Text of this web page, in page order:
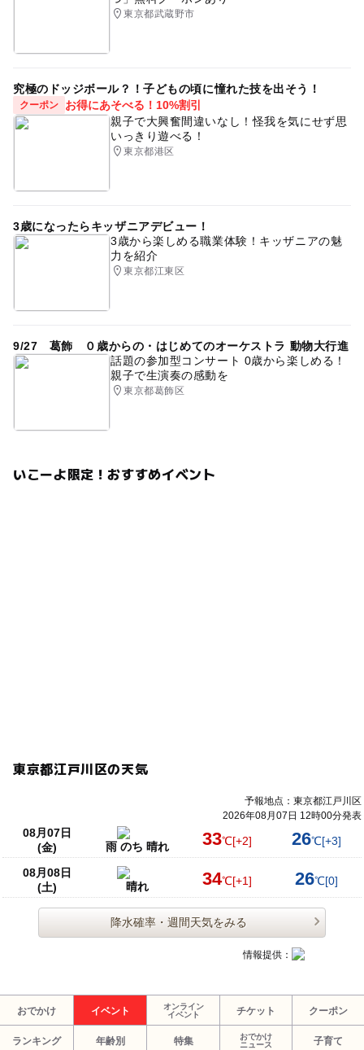
東京都武蔵野市
究極のドッジボール？！子どもの頃に憧れた技を出そう！
クーポン
お得にあそべる！10%割引
親子で大興奮間違いなし！怪我を気にせず思
いっきり遊べる！
東京都港区
3歳になったらキッザニアデビュー！
3歳から楽しめる職業体験！キッザニアの魅
力を紹介
東京都江東区
9/27 葛飾 ０歳からの・はじめてのオーケストラ 動物大行進
話題の参加型コンサート 0歳から楽しめる！
親子で生演奏の感動を
東京都葛飾区
いこーよ限定！おすすめイベント
東京都江戸川区の天気
予報地点：東京都江戸川区
2026年08月07日 12時00分発表
08月07日
(金)
雨 のち 晴れ 33℃[+2] 26℃[+3]
08月08日
(土)
晴れ 34℃[+1] 26℃[0]
降水確率・週間天気をみる
情報提供：
おでかけ イベント
オンライン
イベント
チケット クーポン
ランキング 年齢別 特集
おでかけ
ニュース
子育て